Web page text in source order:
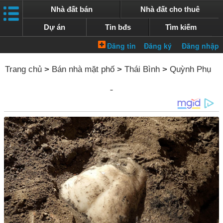
Nhà đất bán Nhà đất cho thuê
Dự án Tin bđs Tìm kiếm
Trang chủ > Bán nhà mặt phố > Thái Bình > Quỳnh Phụ